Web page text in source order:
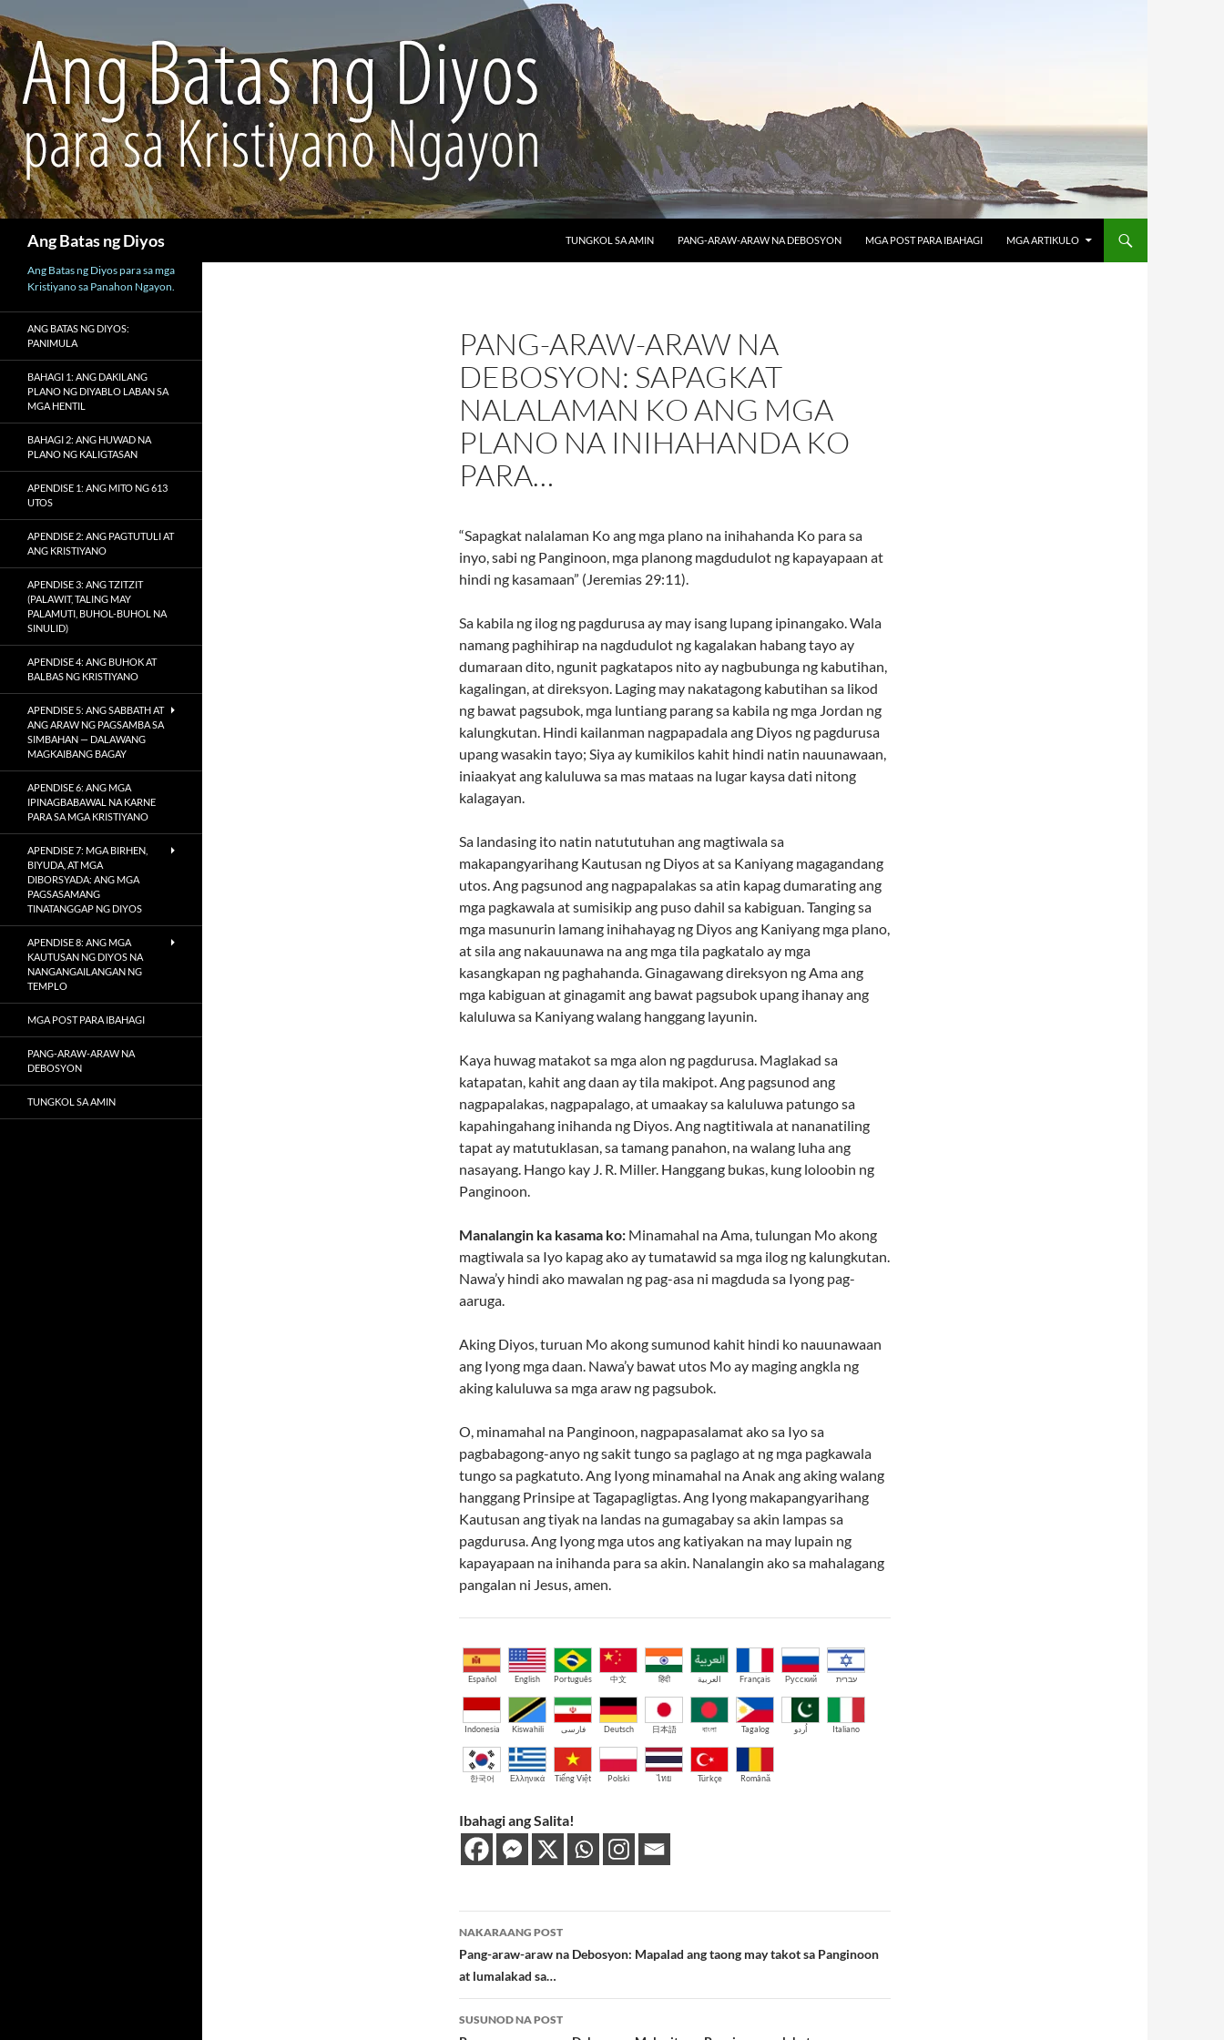
Ang Batas ng Diyos
TUNGKOL SA AMIN
PANG-ARAW-ARAW NA DEBOSYON MGA POST PARA IBAHAGI MGA ARTIKULO
PANG-ARAW-ARAW NA
DEBOSYON: SAPAGKAT
NALALAMAN KO ANG MGA
PLANO NA INIHAHANDA KO
PARA…
“Sapagkat nalalaman Ko ang mga plano na inihahanda Ko para sa
inyo, sabi ng Panginoon, mga planong magdudulot ng kapayapaan at
hindi ng kasamaan” (Jeremias 29:11).
Sa kabila ng ilog ng pagdurusa ay may isang lupang ipinangako. Wala
namang paghihirap na nagdudulot ng kagalakan habang tayo ay
dumaraan dito, ngunit pagkatapos nito ay nagbubunga ng kabutihan,
kagalingan, at direksyon. Laging may nakatagong kabutihan sa likod
ng bawat pagsubok, mga luntiang parang sa kabila ng mga Jordan ng
kalungkutan. Hindi kailanman nagpapadala ang Diyos ng pagdurusa
upang wasakin tayo; Siya ay kumikilos kahit hindi natin nauunawaan,
iniaakyat ang kaluluwa sa mas mataas na lugar kaysa dati nitong
kalagayan.
Sa landasing ito natin natututuhan ang magtiwala sa
makapangyarihang Kautusan ng Diyos at sa Kaniyang magagandang
utos. Ang pagsunod ang nagpapalakas sa atin kapag dumarating ang
mga pagkawala at sumisikip ang puso dahil sa kabiguan. Tanging sa
mga masunurin lamang inihahayag ng Diyos ang Kaniyang mga plano,
at sila ang nakauunawa na ang mga tila pagkatalo ay mga
kasangkapan ng paghahanda. Ginagawang direksyon ng Ama ang
mga kabiguan at ginagamit ang bawat pagsubok upang ihanay ang
kaluluwa sa Kaniyang walang hanggang layunin.
Kaya huwag matakot sa mga alon ng pagdurusa. Maglakad sa
katapatan, kahit ang daan ay tila makipot. Ang pagsunod ang
nagpapalakas, nagpapalago, at umaakay sa kaluluwa patungo sa
kapahingahang inihanda ng Diyos. Ang nagtitiwala at nananatiling
tapat ay matutuklasan, sa tamang panahon, na walang luha ang
nasayang. Hango kay J. R. Miller. Hanggang bukas, kung loloobin ng
Panginoon.
Manalangin ka kasama ko: Minamahal na Ama, tulungan Mo akong
magtiwala sa Iyo kapag ako ay tumatawid sa mga ilog ng kalungkutan.
Nawa’y hindi ako mawalan ng pag-asa ni magduda sa Iyong pag-
aaruga.
Aking Diyos, turuan Mo akong sumunod kahit hindi ko nauunawaan
ang Iyong mga daan. Nawa’y bawat utos Mo ay maging angkla ng
aking kaluluwa sa mga araw ng pagsubok.
O, minamahal na Panginoon, nagpapasalamat ako sa Iyo sa
pagbabagong-anyo ng sakit tungo sa paglago at ng mga pagkawala
tungo sa pagkatuto. Ang Iyong minamahal na Anak ang aking walang
hanggang Prinsipe at Tagapagligtas. Ang Iyong makapangyarihang
Kautusan ang tiyak na landas na gumagabay sa akin lampas sa
pagdurusa. Ang Iyong mga utos ang katiyakan na may lupain ng
kapayapaan na inihanda para sa akin. Nanalangin ako sa mahalagang
pangalan ni Jesus, amen.
Español English Português 中文 हिंदी العربية Français Русский עברית
Indonesia Kiswahili فارسی Deutsch 日本語 বাংলা Tagalog اُردو Italiano
한국어 Ελληνικά Tiếng Việt Polski ไทย Türkçe Română
Ibahagi ang Salita!
Post
navigation
NAKARAANG POST
Pang-araw-araw na Debosyon: Mapalad ang taong may takot sa Panginoon
at lumalakad sa…
SUSUNOD NA POST
Ang Batas ng Diyos para sa mga
Kristiyano sa Panahon Ngayon.
ANG BATAS NG DIYOS:
PANIMULA
BAHAGI 1: ANG DAKILANG
PLANO NG DIYABLO LABAN SA
MGA HENTIL
BAHAGI 2: ANG HUWAD NA
PLANO NG KALIGTASAN
APENDISE 1: ANG MITO NG 613
UTOS
APENDISE 2: ANG PAGTUTULI AT
ANG KRISTIYANO
APENDISE 3: ANG TZITZIT
(PALAWIT, TALING MAY
PALAMUTI, BUHOL-BUHOL NA
SINULID)
APENDISE 4: ANG BUHOK AT
BALBAS NG KRISTIYANO
APENDISE 5: ANG SABBATH AT
ANG ARAW NG PAGSAMBA SA
SIMBAHAN — DALAWANG
MAGKAIBANG BAGAY
APENDISE 6: ANG MGA
IPINAGBABAWAL NA KARNE
PARA SA MGA KRISTIYANO
APENDISE 7: MGA BIRHEN,
BIYUDA, AT MGA
DIBORSYADA: ANG MGA
PAGSASAMANG
TINATANGGAP NG DIYOS
APENDISE 8: ANG MGA
KAUTUSAN NG DIYOS NA
NANGANGAILANGAN NG
TEMPLO
MGA POST PARA IBAHAGI
PANG-ARAW-ARAW NA
DEBOSYON
TUNGKOL SA AMIN